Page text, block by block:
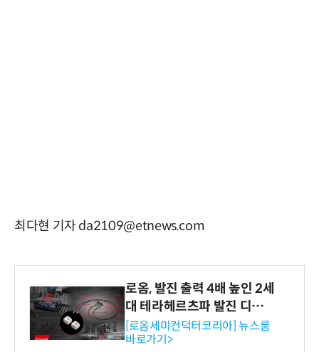
최다현 기자 da2109@etnews.com
로옴, 발진 출력 4배 높인 2세
대 테라헤르츠파 발진 디바이
스 개발
[로옴세미컨덕터코리아] 뉴스룸
바로가기>